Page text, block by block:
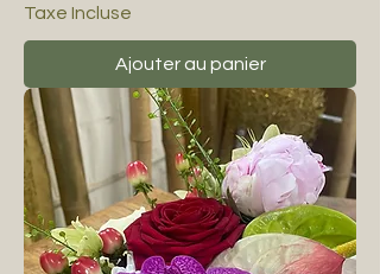
Taxe Incluse
Ajouter au panier